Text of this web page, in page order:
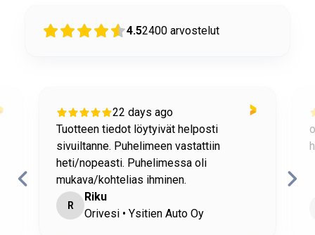
4.52400 arvostelut
22 days ago
Tuotteen tiedot löytyivät helposti
sivuiltanne. Puhelimeen vastattiin
heti/nopeasti. Puhelimessa oli
mukava/kohtelias ihminen.
R
Riku
Orivesi • Ysitien Auto Oy